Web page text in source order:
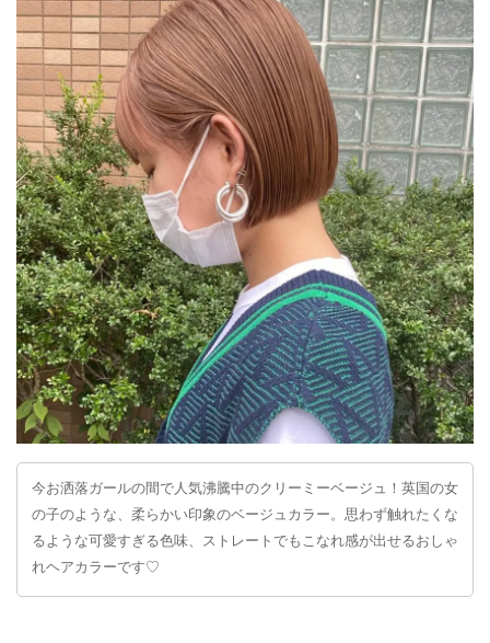
今お洒落ガールの間で人気沸騰中のクリーミーベージュ！英国の女
の子のような、柔らかい印象のベージュカラー。思わず触れたくな
るような可愛すぎる色味、ストレートでもこなれ感が出せるおしゃ
れヘアカラーです♡